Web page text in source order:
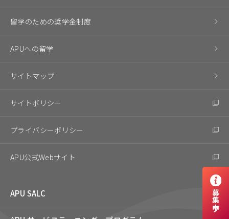
留学のための奨学金制度
APUへの留学
サイトマップ
サイトポリシー
プライバシーポリシー
APU公式Webサイト
APU SALC